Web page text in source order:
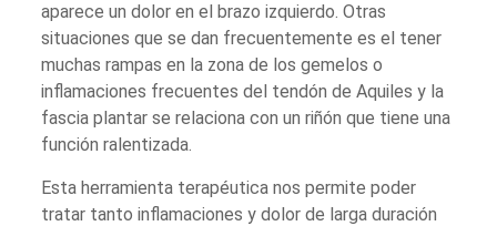
aparece un dolor en el brazo izquierdo. Otras
situaciones que se dan frecuentemente es el tener
muchas rampas en la zona de los gemelos o
inflamaciones frecuentes del tendón de Aquiles y la
fascia plantar se relaciona con un riñón que tiene una
función ralentizada.
Esta herramienta terapéutica nos permite poder
tratar tanto inflamaciones y dolor de larga duración